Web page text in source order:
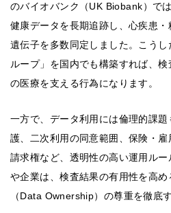
のバイオバンク（UK Biobank）で
健康データを長期追跡し、心疾患
遺伝子を多数同定しました。こう
ループ」を国内でも構築すれば、
の医療を支える行為になります。
一方で、データ利用には倫理的課
護、二次利用の同意範囲、保険・
請求権など、透明性の高い運用ル
や企業は、検査結果の有用性を高
（Data Ownership）の尊重を徹底